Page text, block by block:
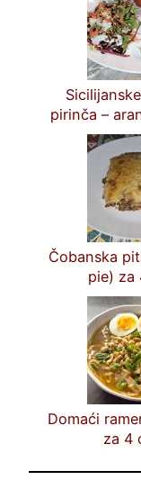
pirinča –
Čobanska
pie) za
Domaći
za 4